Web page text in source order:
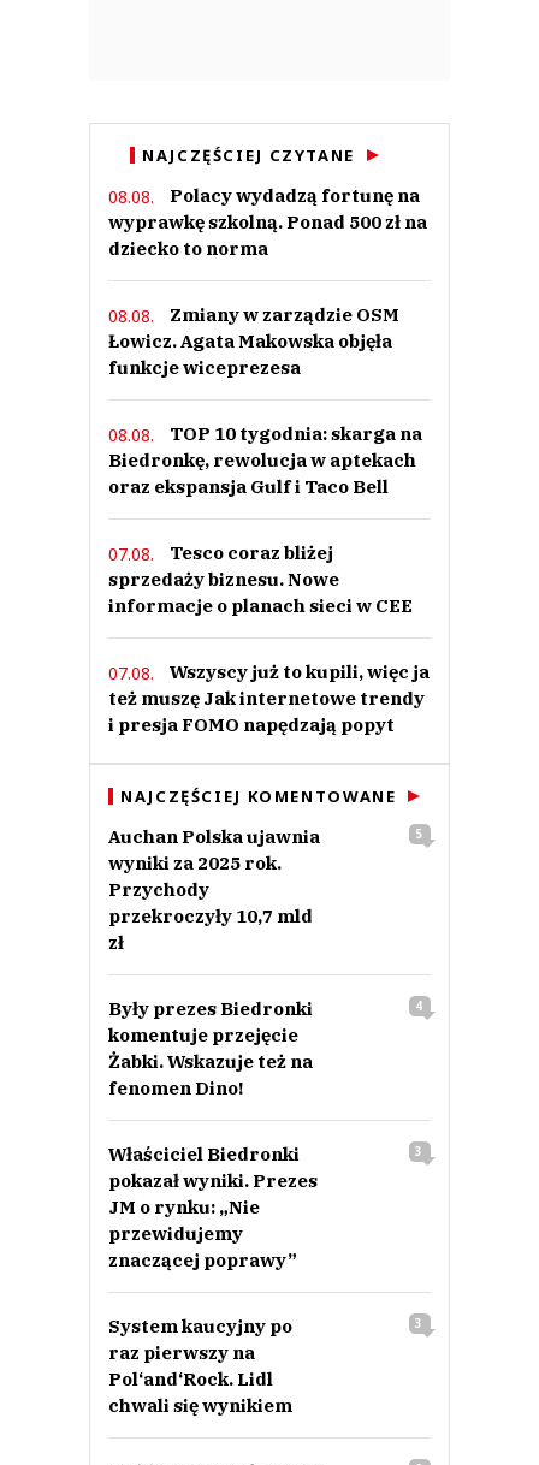
NAJCZĘŚCIEJ CZYTANE
08.08.
Polacy wydadzą fortunę na
wyprawkę szkolną. Ponad 500 zł na
dziecko to norma
08.08.
Zmiany w zarządzie OSM
Łowicz. Agata Makowska objęła
funkcje wiceprezesa
08.08.
TOP 10 tygodnia: skarga na
Biedronkę, rewolucja w aptekach
oraz ekspansja Gulf i Taco Bell
07.08.
Tesco coraz bliżej
sprzedaży biznesu. Nowe
informacje o planach sieci w CEE
07.08.
Wszyscy już to kupili, więc ja
też muszę Jak internetowe trendy
i presja FOMO napędzają popyt
NAJCZĘŚCIEJ KOMENTOWANE
Auchan Polska ujawnia
wyniki za 2025 rok.
Przychody
przekroczyły 10,7 mld
zł
5
Były prezes Biedronki
komentuje przejęcie
Żabki. Wskazuje też na
fenomen Dino!
4
Właściciel Biedronki
pokazał wyniki. Prezes
JM o rynku: „Nie
przewidujemy
znaczącej poprawy”
3
System kaucyjny po
raz pierwszy na
Pol‘and‘Rock. Lidl
chwali się wynikiem
3